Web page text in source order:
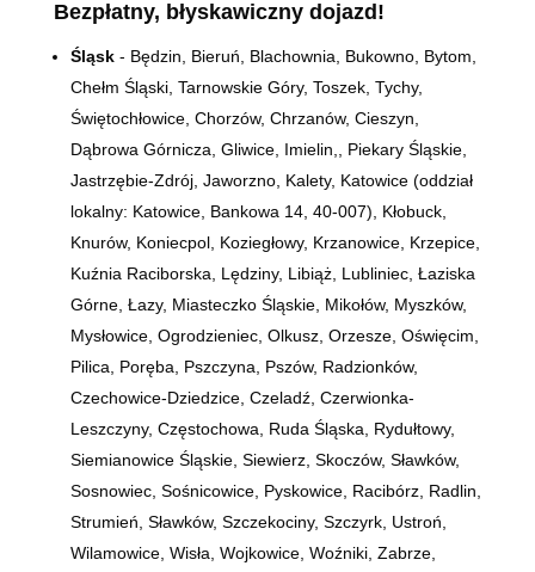
Bezpłatny, błyskawiczny dojazd!
Śląsk- Będzin, Bieruń, Blachownia, Bukowno, Bytom,
Chełm Śląski, Tarnowskie Góry, Toszek, Tychy,
Świętochłowice, Chorzów, Chrzanów, Cieszyn,
Dąbrowa Górnicza, Gliwice, Imielin,, Piekary Śląskie,
Jastrzębie-Zdrój, Jaworzno, Kalety, Katowice (oddział
lokalny: Katowice, Bankowa 14, 40-007) , Kłobuck,
Knurów, Koniecpol, Koziegłowy, Krzanowice, Krzepice,
Kuźnia Raciborska, Lędziny, Libiąż, Lubliniec, Łaziska
Górne, Łazy, Miasteczko Śląskie, Mikołów, Myszków,
Mysłowice, Ogrodzieniec, Olkusz, Orzesze, Oświęcim,
Pilica, Poręba, Pszczyna, Pszów, Radzionków,
Czechowice-Dziedzice, Czeladź, Czerwionka-
Leszczyny, Częstochowa, Ruda Śląska, Rydułtowy,
Siemianowice Śląskie, Siewierz, Skoczów, Sławków,
Sosnowiec, Sośnicowice, Pyskowice, Racibórz, Radlin,
Strumień, Sławków, Szczekociny, Szczyrk, Ustroń,
Wilamowice, Wisła, Wojkowice, Woźniki, Zabrze,